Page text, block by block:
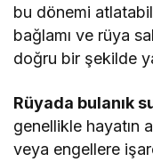
bu dönemi
bağlamı ve rüya
doğru bir şekilde
Rüyada bulanık
genellikle hayatın
veya engellere